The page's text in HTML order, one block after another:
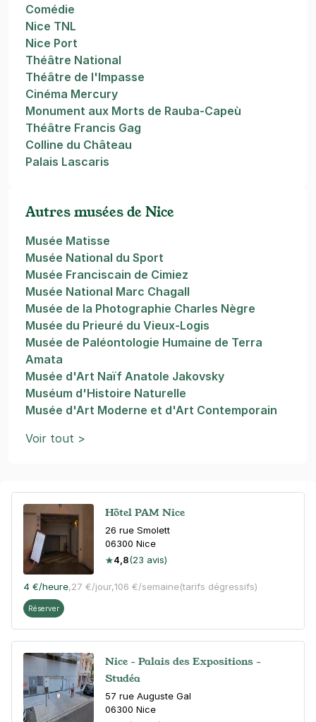
Hôtel PAM Nice
26 rue Smolett
06300 Nice
4,8(23 avis)
4 €/heure,27 €/jour,106 €/semaine(tarifs dégressifs)
Réserver
Nice - Palais des Expositions -
Studéa
57 rue Auguste Gal
06300 Nice
Comédie
Nice TNL
Nice Port
Théâtre National
Théâtre de l'Impasse
Cinéma Mercury
Monument aux Morts de Rauba-Capeù
Théâtre Francis Gag
Colline du Château
Palais Lascaris
Autres musées de Nice
Musée Matisse
Musée National du Sport
Musée Franciscain de Cimiez
Musée National Marc Chagall
Musée de la Photographie Charles Nègre
Musée du Prieuré du Vieux-Logis
Musée de Paléontologie Humaine de Terra
Amata
Musée d'Art Naïf Anatole Jakovsky
Muséum d'Histoire Naturelle
Musée d'Art Moderne et d'Art Contemporain
Voir tout >